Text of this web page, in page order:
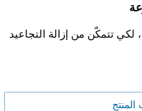
تتمكّن من إزالة التجاعيد